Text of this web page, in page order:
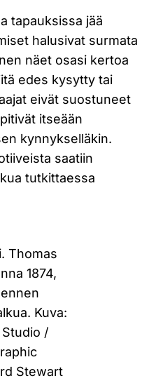
tapauksissa jää
halusivat surmata
näet osasi kertoa
edes kysytty tai
eivät suostuneet
itseään
kynnykselläkin.
saatiin
tutkittaessa
Thomas
1874,
Kuva:
/
Stewart